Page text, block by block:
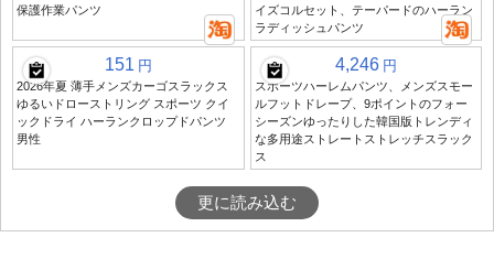
保護作業パンツ
イズコルセット、テーパードのハーラン
ラディッシュパンツ
151 円
2026年夏 薄手メンズカーゴスラックス
ゆるいドローストリング スポーツ クイ
ックドライ ハーランクロップドパンツ
男性
4,246 円
スポーツハーレムパンツ、メンズスモー
ルフットドレープ、9ポイントのフォー
シーズンゆったりした韓国版トレンディ
な多用途ストレートストレッチスラック
ス
更に読み込む